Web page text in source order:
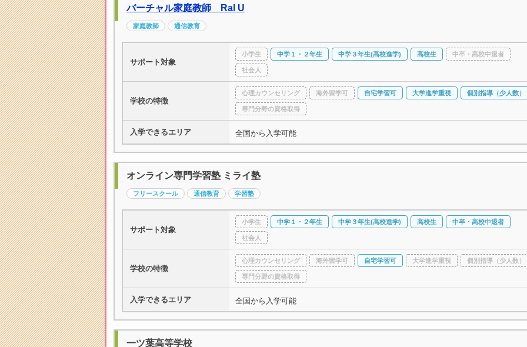
バーチャル家庭教師 Ral U
家庭教師 通信教育
サポート対象
小学生 中学１・２年生 中学３年生(高校進学) 高校生 中卒・高校中退者
社会人
学校の特徴
心理カウンセリング 海外留学可 自宅学習可 大学進学重視 個別指導（少人数）
専門分野の資格取得
入学できるエリア 全国から入学可能
オンライン専門学習塾 ミライ塾
フリースクール 通信教育 学習塾
サポート対象
小学生 中学１・２年生 中学３年生(高校進学) 高校生 中卒・高校中退者
社会人
学校の特徴
心理カウンセリング 海外留学可 自宅学習可 大学進学重視 個別指導（少人数）
専門分野の資格取得
入学できるエリア 全国から入学可能
一ツ葉高等学校